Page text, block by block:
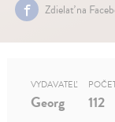
Zdielať na
VYDAVATEĽ
Georg 112